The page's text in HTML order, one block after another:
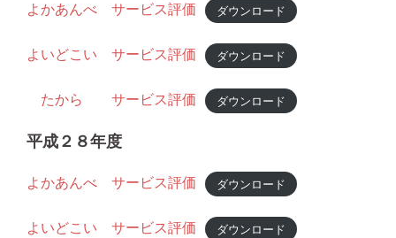
よかあんべ サービス評価 ダウンロード
よいどこい サービス評価 ダウンロード
たから サービス評価 ダウンロード
平成２８年度
よかあんべ サービス評価 ダウンロード
よいどこい サービス評価 ダウンロード